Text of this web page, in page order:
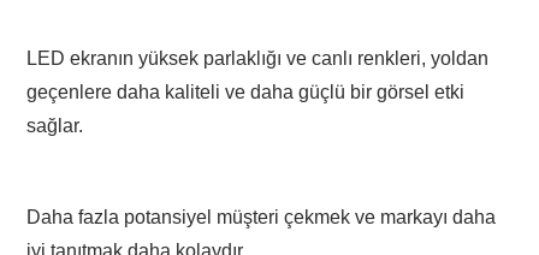
LED ekranın yüksek parlaklığı ve canlı renkleri, yoldan
geçenlere daha kaliteli ve daha güçlü bir görsel etki
sağlar.
Daha fazla potansiyel müşteri çekmek ve markayı daha
iyi tanıtmak daha kolaydır.